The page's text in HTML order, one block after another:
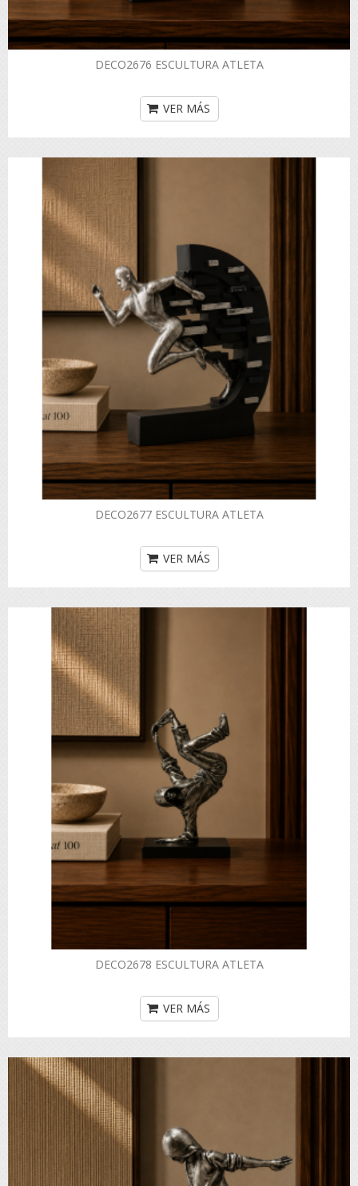
DECO2676 ESCULTURA ATLETA
VER MÁS
DECO2677 ESCULTURA ATLETA
VER MÁS
DECO2678 ESCULTURA ATLETA
VER MÁS